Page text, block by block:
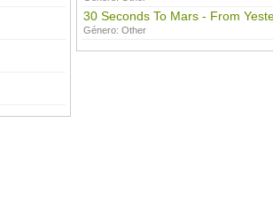
30 Seconds To Mars - From
Género: Other